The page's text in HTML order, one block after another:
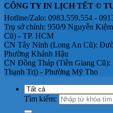
CÔNG TY IN LỊCH TẾT ©
Hotline/Zalo: 0983.559.554 -
Trụ sở chính: 950/9 Nguyễn
Cũ) - TP. HCM
CN Tây Ninh (Long An Cũ):
Phường Khánh Hậu
CN Đồng Tháp (Tiền Giang
Thạnh Trị) - Phường Mỹ Tho
Tìm kiếm: